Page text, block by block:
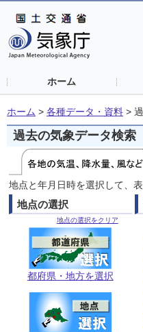
ホーム
ホーム > 各種データ・資料 >
過去の気象データ検索
地点と年月日時を選択して、
地点の選択
地点の選択をクリア
都府県・地方を選択